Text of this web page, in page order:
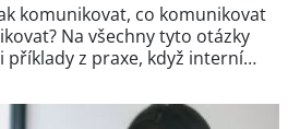
komunikovat, co komunikovat
Na všechny tyto otázky
příklady z praxe, když interní…